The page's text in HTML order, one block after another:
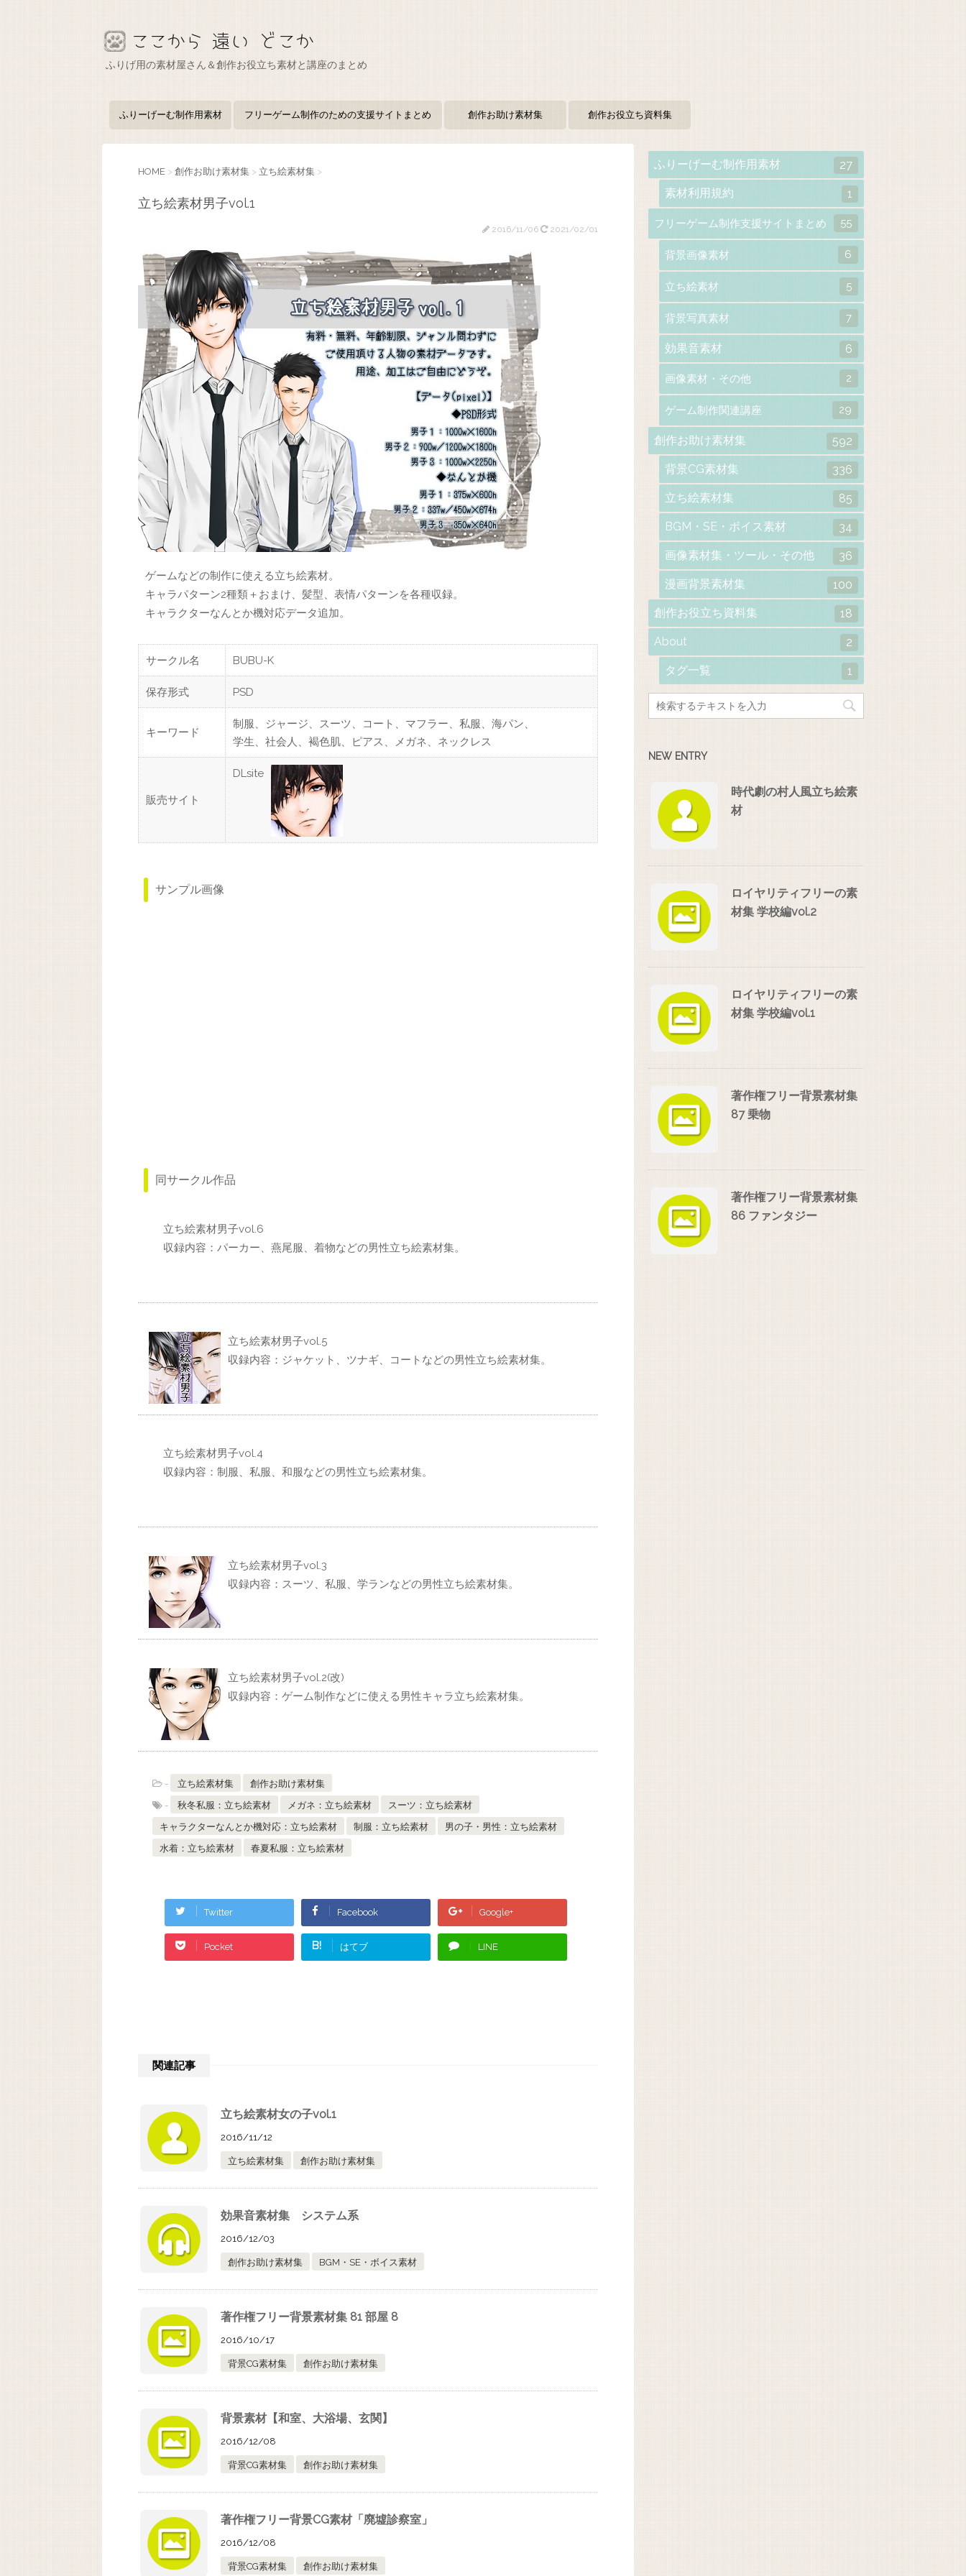
ふりげ用の素材屋さん＆創作お役立ち素材と講座のまとめ
ふりーげーむ制作用素材 フリーゲーム制作のための支援サイトまとめ 創作お助け素材集 創作お役立ち資料集
HOME > 創作お助け素材集 > 立ち絵素材集 >
立ち絵素材男子vol.1
2016/11/06 2021/02/01
ゲームなどの制作に使える立ち絵素材。
キャラパターン2種類＋おまけ、髪型、表情パターンを各種収録。
キャラクターなんとか機対応データ追加。
サークル名 BUBU-K
保存形式 PSD
キーワード
制服、ジャージ、スーツ、コート、マフラー、私服、海パン、
学生、社会人、褐色肌、ピアス、メガネ、ネックレス
販売サイト
DLsite
サンプル画像
同サークル作品
立ち絵素材男子vol.6
収録内容：パーカー、燕尾服、着物などの男性立ち絵素材集。
立ち絵素材男子vol.5
収録内容：ジャケット、ツナギ、コートなどの男性立ち絵素材集。
立ち絵素材男子vol.4
収録内容：制服、私服、和服などの男性立ち絵素材集。
立ち絵素材男子vol.3
収録内容：スーツ、私服、学ランなどの男性立ち絵素材集。
立ち絵素材男子vol.2(改)
収録内容：ゲーム制作などに使える男性キャラ立ち絵素材集。
- 立ち絵素材集
創作お助け素材集
-
秋冬私服：立ち絵素材 メガネ：立ち絵素材
スーツ：立ち絵素材
キャラクターなんとか機対応：立ち絵素材
制服：立ち絵素材
男の子・男性：立ち絵素材
水着：立ち絵素材
春夏私服：立ち絵素材
Twitter Facebook Google+
Pocket B! はてブ LINE
関連記事
立ち絵素材女の子vol.1
2016/11/12
立ち絵素材集 創作お助け素材集
効果音素材集 システム系
2016/12/03
創作お助け素材集 BGM・SE・ボイス素材
著作権フリー背景素材集 81 部屋 8
2016/10/17
背景CG素材集 創作お助け素材集
背景素材【和室、大浴場、玄関】
2016/12/08
背景CG素材集 創作お助け素材集
著作権フリー背景CG素材「廃墟診察室」
2016/12/08
背景CG素材集 創作お助け素材集
ふりーげーむ制作用素材 27
素材利用規約 1
フリーゲーム制作支援サイトまとめ 55
背景画像素材 6
立ち絵素材 5
背景写真素材 7
効果音素材 6
画像素材・その他 2
ゲーム制作関連講座 29
創作お助け素材集 592
背景CG素材集 336
立ち絵素材集 85
BGM・SE・ボイス素材 34
画像素材集・ツール・その他 36
漫画背景素材集 100
創作お役立ち資料集 18
About 2
タグ一覧 1
NEW ENTRY
時代劇の村人風立ち絵素
材
ロイヤリティフリーの素
材集 学校編vol.2
ロイヤリティフリーの素
材集 学校編vol.1
著作権フリー背景素材集
87 乗物
著作権フリー背景素材集
86 ファンタジー